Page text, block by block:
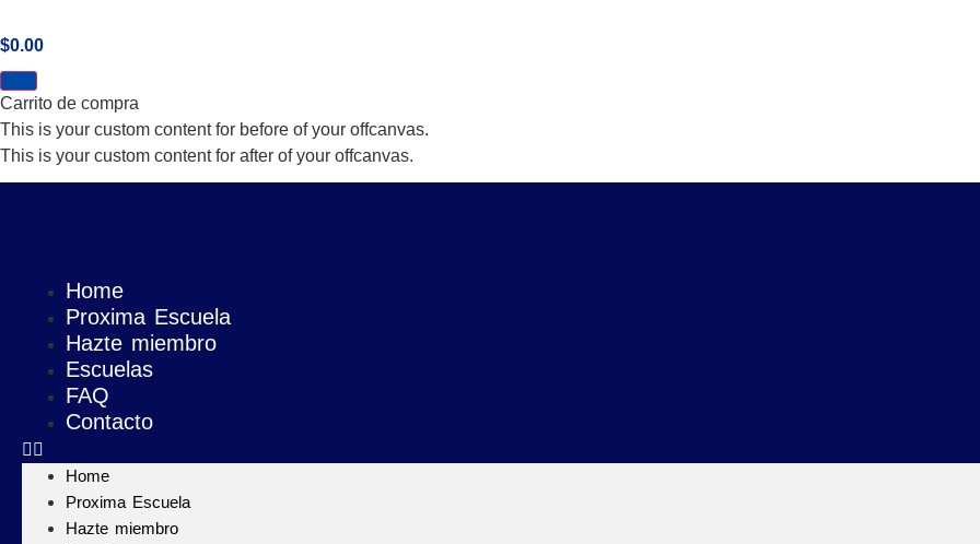
al
$0.00
Carrito de compra
This is your custom content for before of your offcanvas.
This is your custom content for after of your offcanvas.
Home
Proxima Escuela
Hazte miembro
Escuelas
FAQ
Contacto
Home
Proxima Escuela
Hazte miembro